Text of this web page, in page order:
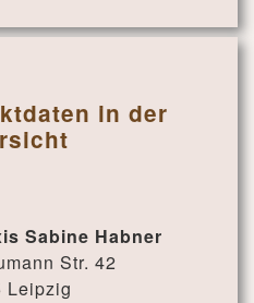
in der
Sabine Habner
Str. 42
Leipzig